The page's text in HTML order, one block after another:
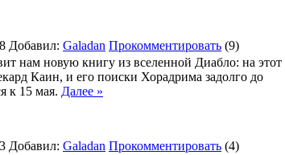
Добавил: Galadan Прокомментировать (9)
нам новую книгу из вселенной Диабло: на этот
Каин, и его поиски Хорадрима задолго до
к 15 мая. Далее »
Добавил: Galadan Прокомментировать (4)